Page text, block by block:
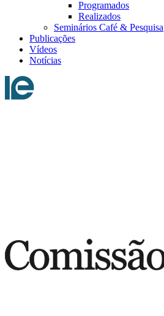
Programados
Realizados
Seminários Café & Pesquisa
Publicações
Vídeos
Notícias